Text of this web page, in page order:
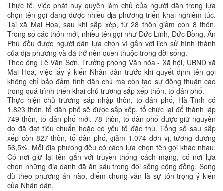
Thực tế, việc phát huy quyền làm chủ của người dân trong lựa
chọn tên gọi đang được nhiều địa phương triển khai nghiêm túc.
Tại xã Mai Hoa, sau khi sắp xếp, từ 28 thôn giảm còn 8 thôn.
Trong số các thôn mới, nhiều tên gọi như Đức Lĩnh, Đức Bồng, Ân
Phú đều được người dân lựa chọn vì gắn với lịch sử hình thành
của địa phương và đã trở nên quen thuộc trong đời sống.
Theo ông Lê Văn Sơn, Trưởng phòng Văn hóa - Xã hội, UBND xã
Mai Hoa, việc lấy ý kiến Nhân dân trước khi quyết định tên gọi
không chỉ bảo đảm tính dân chủ mà còn tạo sự đồng thuận cao
trong quá trình triển khai chủ trương sắp xếp thôn, tổ dân phố.
Thực hiện chủ trương sáp nhập thôn, tổ dân phố, Hà Tĩnh có
1.823 thôn, tổ dân phố sẽ được sắp xếp, tổ chức lại để thành lập
749 thôn, tổ dân phố mới. 78 thôn, tổ dân phố được giữ nguyên
do đã đạt tiêu chuẩn hoặc có yếu tố đặc thù. Tổng số sau sắp
xếp còn 827 thôn, tổ dân phố, giảm 1.074 đơn vị, tương đương
56,5%. Mỗi địa phương đều có cách lựa chọn tên gọi khác nhau.
Có nơi giữ lại tên gắn với truyền thống cách mạng, có nơi lựa
chọn những địa danh đã ăn sâu trong đời sống cộng đồng. Song
dù theo phương án nào, điểm chung vẫn là sự tôn trọng ý kiến
của Nhân dân.